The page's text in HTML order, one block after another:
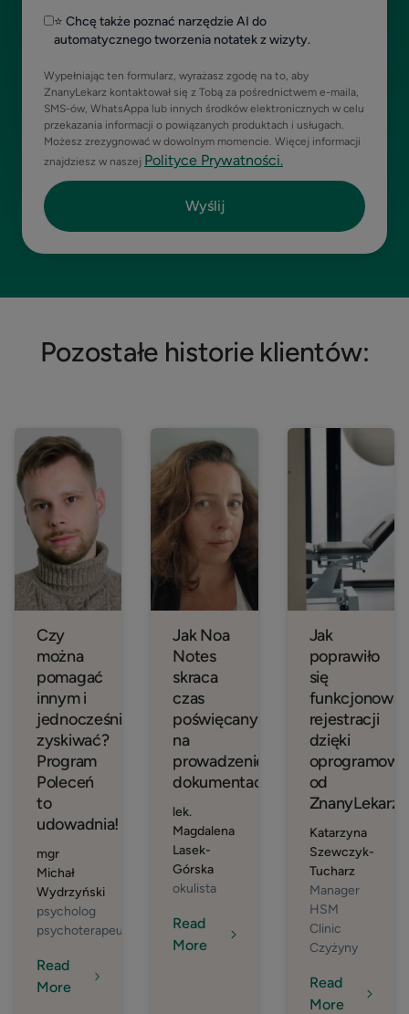
⭐ Chcę także poznać narzędzie AI do
automatycznego tworzenia notatek z wizyty.
Wypełniając ten formularz, wyrażasz zgodę na to, aby
ZnanyLekarz kontaktował się z Tobą za pośrednictwem e-maila,
SMS-ów, WhatsAppa lub innych środków elektronicznych w celu
przekazania informacji o powiązanych produktach i usługach.
Możesz zrezygnować w dowolnym momencie. Więcej informacji
znajdziesz w naszej Polityce Prywatności.
Pozostałe historie klientów:
Czy
można
pomagać
innym i
jednocześnie
zyskiwać?
Program
Poleceń
to
udowadnia!
mgr
Michał
Wydrzyński
psycholog
psychoterapeuta
Read
More
Jak Noa
Notes
skraca
czas
poświęcany
na
prowadzenie
dokumentacji?
lek.
Magdalena
Lasek-
Górska
okulista
Read
More
Jak
poprawiło
się
rejestracji
dzięki
od
ZnanyLekarz?
Katarzyna
Szewczyk-
Tucharz
Manager
HSM
Clinic
Czyżyny
Read
More